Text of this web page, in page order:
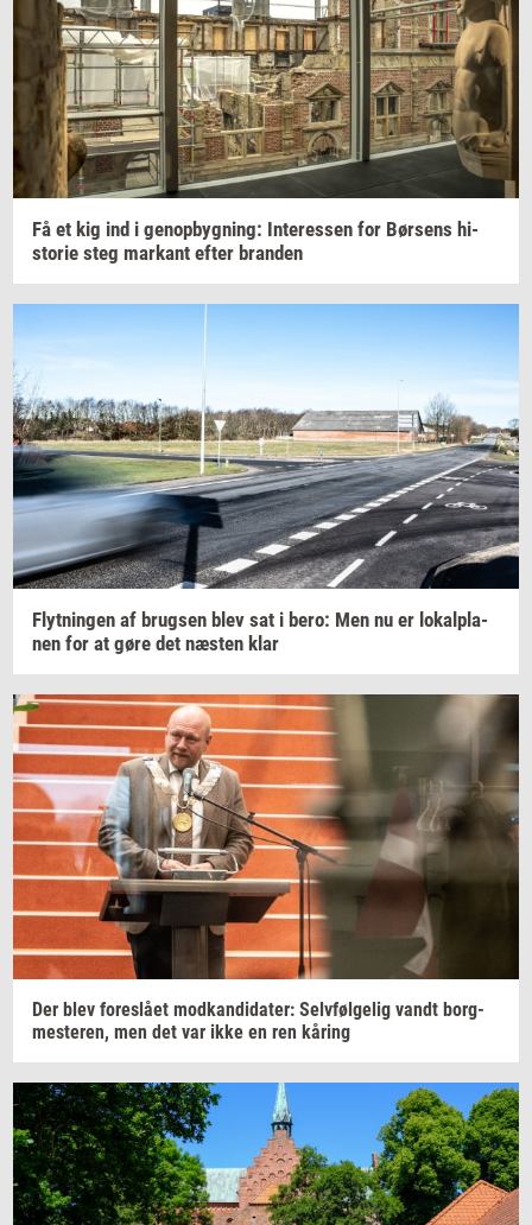
Få et kig ind i genop­byg­ning: In­ter­es­sen for Bør­sens hi­
sto­rie steg mar­kant efter bran­den
Flyt­nin­gen af brugs­en blev sat i bero: Men nu er lo­kal­pla­
nen for at gøre det næ­sten klar
Der blev fo­re­slå­et mod­kan­di­da­ter: Selv­føl­ge­lig vandt borg­
meste­ren, men det var ikke en ren kåring